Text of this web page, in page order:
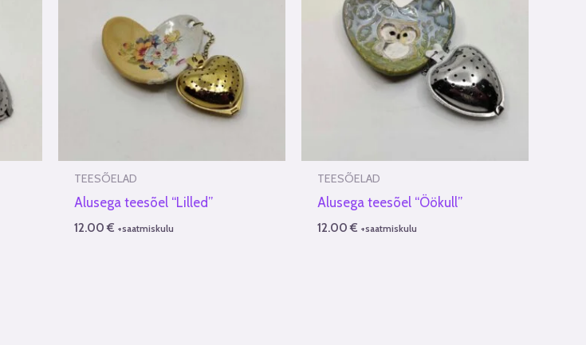
TEESÕELAD
Alusega teesõel “Lilled”
12.00€ +saatmiskulu
TEESÕELAD
Alusega teesõel “Öökull”
12.00€ +saatmiskulu